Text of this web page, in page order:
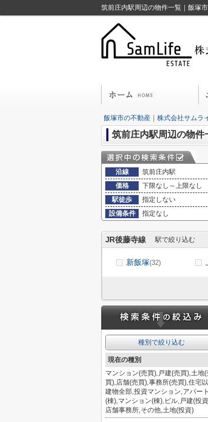
筑前庄内駅周辺の物件一覧｜飯塚
飯塚市の不動産｜株式会社サムラ
筑前庄内駅周辺の物件
沿線
筑前庄内駅
価格
下限なし～上限なし
駅徒歩
指定しない
設備条件
指定なし
JR後藤寺線 駅で絞り込む
新飯塚(32)
種別で絞り込む
現在の種別
マンション(売買),戸建(売買),土地(
買),店舗(売買),事務所(売買),住宅
建物全部,投資マンション,アパート
(棟),マンション(棟),ビル,戸建(投
店舗事務所,その他,土地(投資)